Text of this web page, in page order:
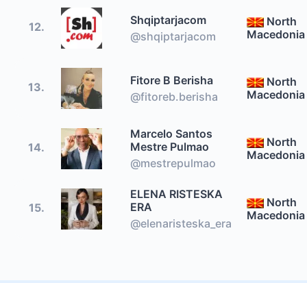
12.
Shqiptarjacom
@shqiptarjacom
North
Macedonia
13.
Fitore B Berisha
@fitoreb.berisha
North
Macedonia
14.
Marcelo Santos
Mestre Pulmao
@mestrepulmao
North
Macedonia
15.
ELENA RISTESKA
ERA
@elenaristeska_era
North
Macedonia